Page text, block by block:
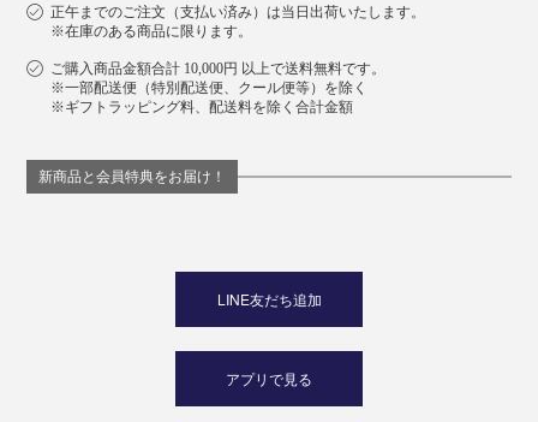
寧に製造されている「チェリーストーンピロー」は、ギ
フトにもぴったり。
正午までのご注文（支払い済み）は当日出荷いたします。
※在庫のある商品に限ります。
ご購入商品金額合計 10,000円 以上で送料無料です。
※一部配送便（特別配送便、クール便等）を除く
※ギフトラッピング料、配送料を除く合計金額
新商品と会員特典をお届け！
LINE友だち追加
アプリで見る